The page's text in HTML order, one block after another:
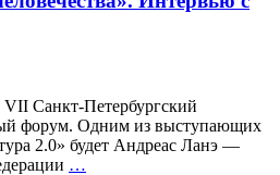
Санкт-Петербургский
форум. Одним из выступающих
2.0» будет Андреас Ланэ —
…